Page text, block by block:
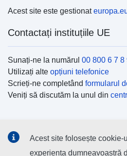
Acest site este gestionat
Contactați instituțiile UE
Sunați-ne la numărul 00 800 6 7 8
Utilizați alte opțiuni telefonice
Scrieți-ne completând formularul
Veniți să discutăm la unul din
Descoperiți canalele UEpe
Acest site folosește cookie-
experiența dumneavoastră